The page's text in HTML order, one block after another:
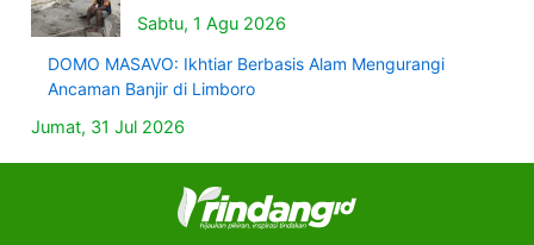
Sabtu, 1 Agu 2026
DOMO MASAVO: Ikhtiar Berbasis Alam Mengurangi
Ancaman Banjir di Limboro
Jumat, 31 Jul 2026